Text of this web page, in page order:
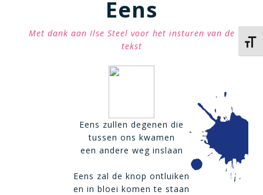
Eens
Met dank aan Ilse Steel voor het insturen van de
tekst
Eens zullen degenen die
tussen ons kwamen
een andere weg inslaan
Eens zal de knop ontluiken
en in bloei komen te staan